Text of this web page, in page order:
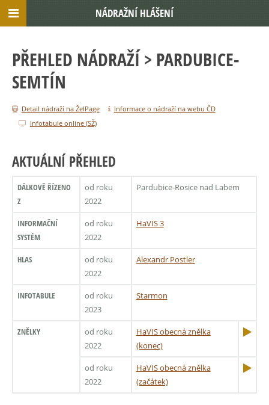
PŘEHLED NÁDRAŽÍ > PARDUBICE-
SEMTÍN
Detail nádraží na ŽelPage
Informace o nádraží na webu ČD
Infotabule online (SŽ)
AKTUÁLNÍ PŘEHLED
DÁLKOVĚ ŘÍZENO
Z
od roku
2022
Pardubice-Rosice nad Labem
INFORMAČNÍ
SYSTÉM
od roku
2022
HaVIS 3
HLAS
od roku
2022
Alexandr Postler
INFOTABULE
od roku
2023
Starmon
ZNĚLKY
od roku
2022
HaVIS obecná znělka
(konec)
od roku
2022
HaVIS obecná znělka
(začátek)
NÁDRAŽNÍ HLÁŠENÍ